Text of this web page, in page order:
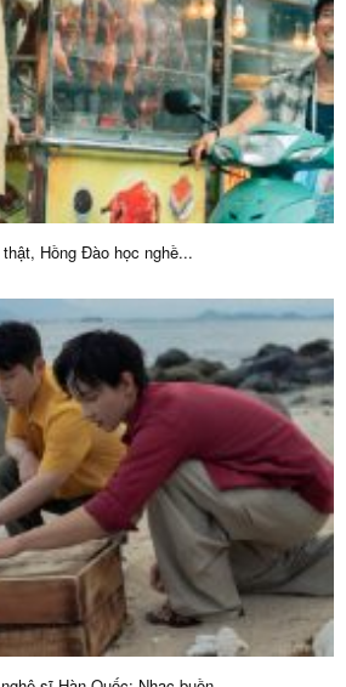
Hồng Đào học nghề...